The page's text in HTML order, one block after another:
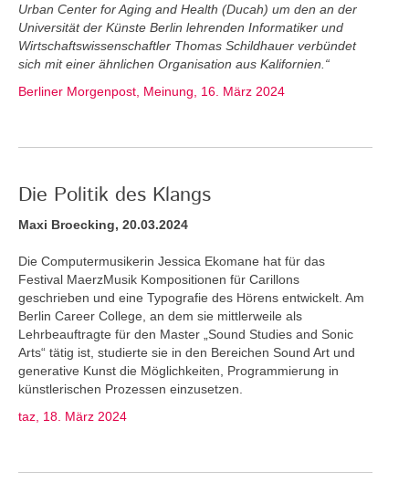
Urban Center for Aging and Health (Ducah) um den an der
Universität der Künste Berlin lehrenden Informatiker und
Wirtschaftswissenschaftler Thomas Schildhauer verbündet
sich mit einer ähnlichen Organisation aus Kalifornien.“
Berliner Morgenpost, Meinung, 16. März 2024
Die Politik des Klangs
Maxi Broecking, 20.03.2024
Die Computermusikerin Jessica Ekomane hat für das
Festival MaerzMusik Kompositionen für Carillons
geschrieben und eine Typografie des Hörens entwickelt. Am
Berlin Career College, an dem sie mittlerweile als
Lehrbeauftragte für den Master „Sound Studies and Sonic
Arts“ tätig ist, studierte sie in den Bereichen Sound Art und
generative Kunst die Möglichkeiten, Programmierung in
künstlerischen Prozessen einzusetzen.
taz, 18. März 2024